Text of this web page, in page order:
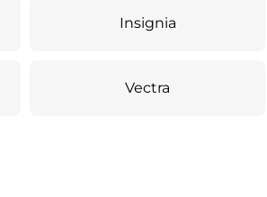
Insignia
Vectra